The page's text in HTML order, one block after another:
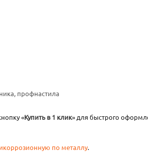
профнастила
«Купить в 1 клик» для быстрого
по металлу.